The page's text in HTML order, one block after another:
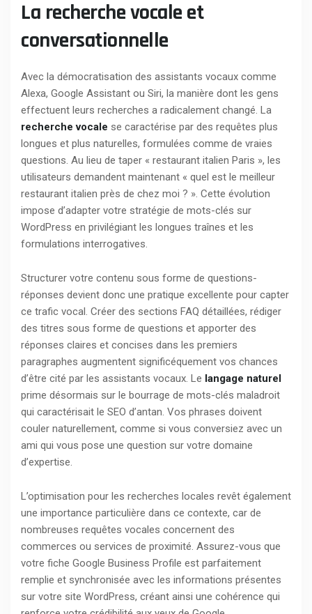
La recherche vocale et
conversationnelle
Avec la démocratisation des assistants vocaux comme
Alexa, Google Assistant ou Siri, la manière dont les gens
effectuent leurs recherches a radicalement changé. La
recherche vocale se caractérise par des requêtes plus
longues et plus naturelles, formulées comme de vraies
questions. Au lieu de taper « restaurant italien Paris », les
utilisateurs demandent maintenant « quel est le meilleur
restaurant italien près de chez moi ? ». Cette évolution
impose d’adapter votre stratégie de mots-clés sur
WordPress en privilégiant les longues traînes et les
formulations interrogatives.
Structurer votre contenu sous forme de questions-
réponses devient donc une pratique excellente pour capter
ce trafic vocal. Créer des sections FAQ détaillées, rédiger
des titres sous forme de questions et apporter des
réponses claires et concises dans les premiers
paragraphes augmentent significéquement vos chances
d’être cité par les assistants vocaux. Le langage naturel
prime désormais sur le bourrage de mots-clés maladroit
qui caractérisait le SEO d’antan. Vos phrases doivent
couler naturellement, comme si vous conversiez avec un
ami qui vous pose une question sur votre domaine
d’expertise.
L’optimisation pour les recherches locales revêt également
une importance particulière dans ce contexte, car de
nombreuses requêtes vocales concernent des
commerces ou services de proximité. Assurez-vous que
votre fiche Google Business Profile est parfaitement
remplie et synchronisée avec les informations présentes
sur votre site WordPress, créant ainsi une cohérence qui